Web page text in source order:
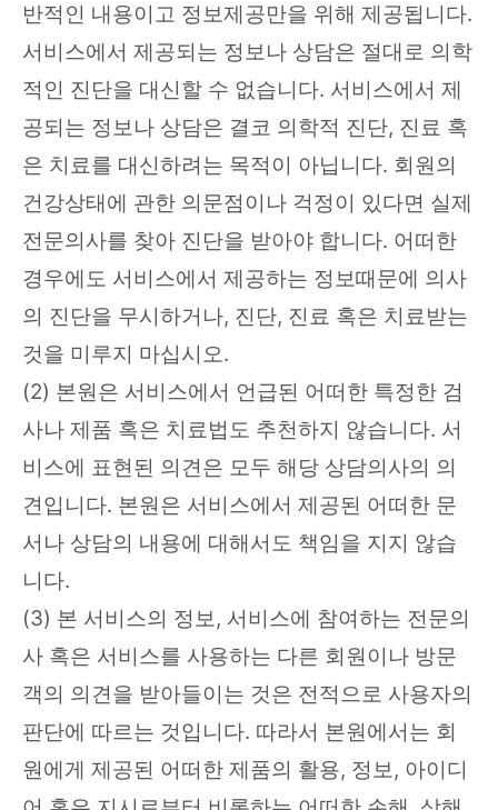
반적인 내용이고 정보제공만을 위해 제공됩니다.
서비스에서 제공되는 정보나 상담은 절대로 의학
적인 진단을 대신할 수 없습니다. 서비스에서 제
공되는 정보나 상담은 결코 의학적 진단, 진료 혹
은 치료를 대신하려는 목적이 아닙니다. 회원의
건강상태에 관한 의문점이나 걱정이 있다면 실제
전문의사를 찾아 진단을 받아야 합니다. 어떠한
경우에도 서비스에서 제공하는 정보때문에 의사
의 진단을 무시하거나, 진단, 진료 혹은 치료받는
것을 미루지 마십시오.
(2) 본원은 서비스에서 언급된 어떠한 특정한 검
사나 제품 혹은 치료법도 추천하지 않습니다. 서
비스에 표현된 의견은 모두 해당 상담의사의 의
견입니다. 본원은 서비스에서 제공된 어떠한 문
서나 상담의 내용에 대해서도 책임을 지지 않습
니다.
(3) 본 서비스의 정보, 서비스에 참여하는 전문의
사 혹은 서비스를 사용하는 다른 회원이나 방문
객의 의견을 받아들이는 것은 전적으로 사용자의
판단에 따르는 것입니다. 따라서 본원에서는 회
원에게 제공된 어떠한 제품의 활용, 정보, 아이디